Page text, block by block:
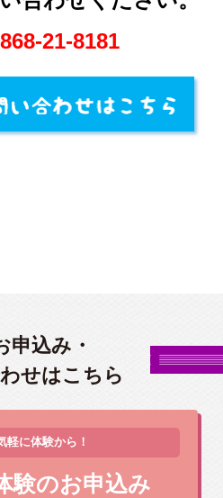
申込み・
せはこちら
軽に体験から！
験のお申込み